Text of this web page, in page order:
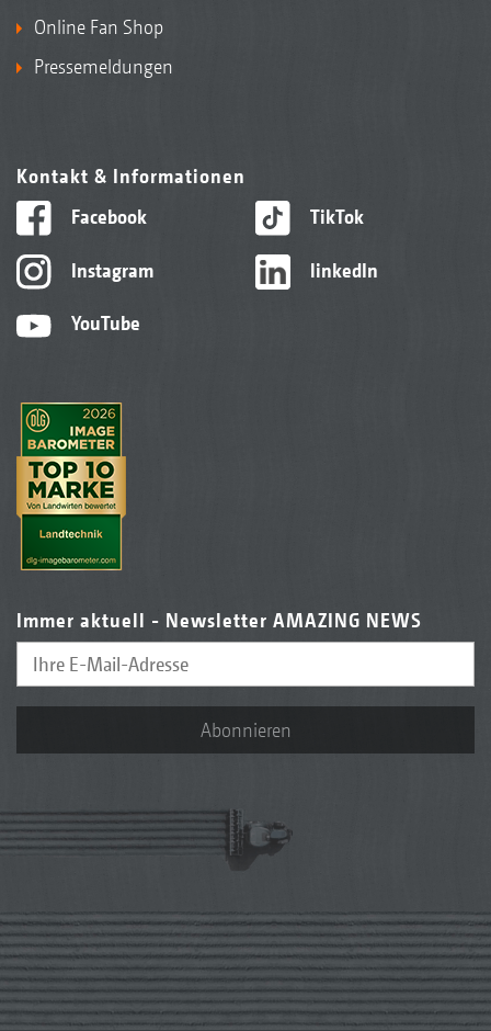
Online Fan Shop
Pressemeldungen
Kontakt & Informationen
Facebook
Instagram
YouTube
TikTok
linkedIn
Immer aktuell - Newsletter AMAZING NEWS
Abonnieren